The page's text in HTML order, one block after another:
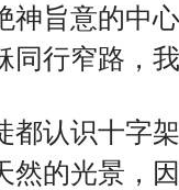
神旨意的中
同行窄路，
都认识十字
然的光景，